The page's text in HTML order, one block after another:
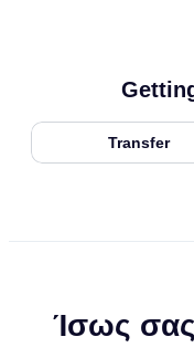
Transfer
Ίσως σας